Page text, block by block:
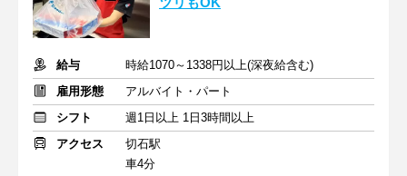
給与
時給1070～1338円以上(深夜給含む)
雇用形態
アルバイト・パート
シフト
週1日以上 1日3時間以上
アクセス
切石駅
車4分